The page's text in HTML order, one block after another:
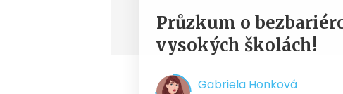
Průzkum o
vysokých školách!
Gabriela Honková